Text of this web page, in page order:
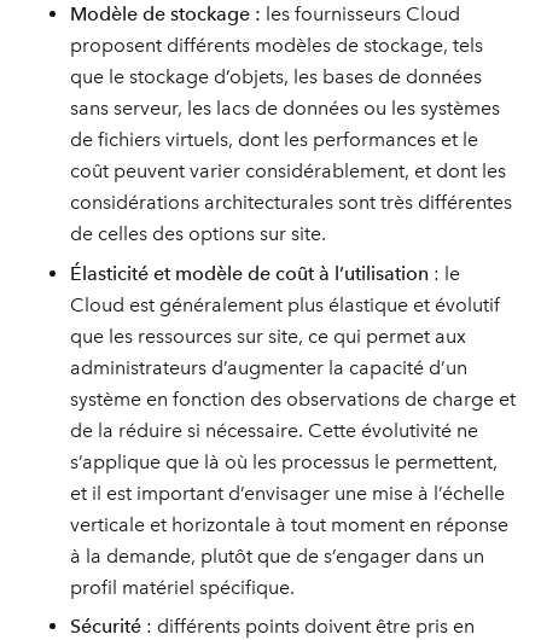
Modèle de stockage : les fournisseurs Cloud
proposent différents modèles de stockage, tels
que le stockage d’objets, les bases de données
sans serveur, les lacs de données ou les systèmes
de fichiers virtuels, dont les performances et le
coût peuvent varier considérablement, et dont les
considérations architecturales sont très différentes
de celles des options sur site.
Élasticité et modèle de coût à l’utilisation : le
Cloud est généralement plus élastique et évolutif
que les ressources sur site, ce qui permet aux
administrateurs d’augmenter la capacité d’un
système en fonction des observations de charge et
de la réduire si nécessaire. Cette évolutivité ne
s’applique que là où les processus le permettent,
et il est important d’envisager une mise à l’échelle
verticale et horizontale à tout moment en réponse
à la demande, plutôt que de s’engager dans un
profil matériel spécifique.
Sécurité : différents points doivent être pris en